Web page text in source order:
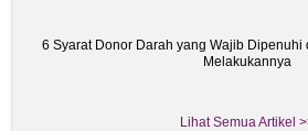
6 Syarat Donor Darah yang Wajib
Melakukannya
Lihat Semua Artikel